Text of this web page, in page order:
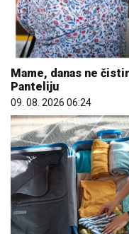
Mame, danas ne
Panteliju
09. 08. 2026 06:24